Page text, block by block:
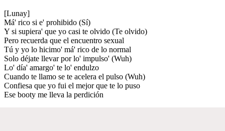
[Lunay]
Má' rico si e' prohibido (Sí)
Y si supiera' que yo casi te olvido (Te olvido)
Pero recuerda que el encuentro sexual
Tú y yo lo hicimo' má' rico de lo normal
Solo déjate llevar por lo' impulso' (Wuh)
Lo' día' amargo' te lo' endulzo
Cuando te llamo se te acelera el pulso (Wuh)
Confiesa que yo fui el mejor que te lo puso
Ese booty me lleva la perdición